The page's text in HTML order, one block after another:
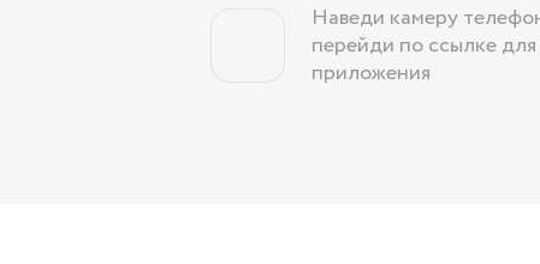
Наведи камеру
перейди по ссылке
приложения